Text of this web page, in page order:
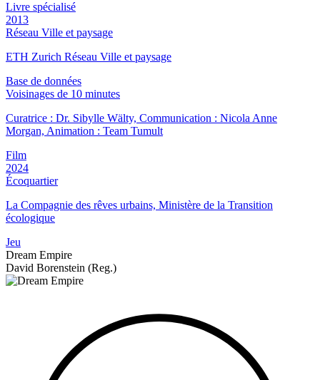
Livre spécialisé
2013
Réseau Ville et paysage
ETH Zurich Réseau Ville et paysage
Base de données
Voisinages de 10 minutes
Curatrice : Dr. Sibylle Wälty, Communication : Nicola Anne
Morgan, Animation : Team Tumult
Film
2024
Écoquartier
La Compagnie des rêves urbains, Ministère de la Transition
écologique
Jeu
Dream Empire
David Borenstein (Reg.)